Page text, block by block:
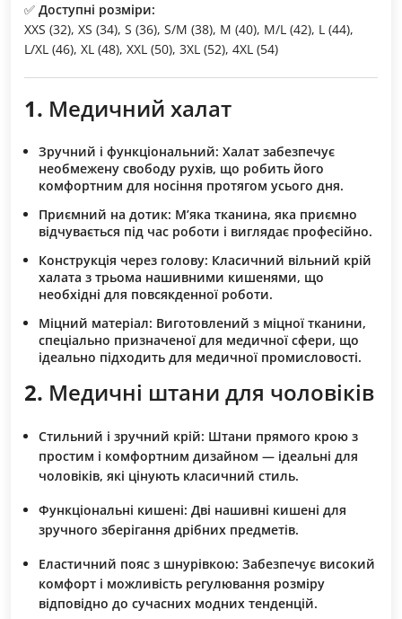
✅ Доступні розміри:
XXS (32), XS (34), S (36), S/M (38), M (40), M/L (42), L (44),
L/XL (46), XL (48), XXL (50), 3XL (52), 4XL (54)
1. Медичний халат
Зручний і функціональний: Халат забезпечує
необмежену свободу рухів, що робить його
комфортним для носіння протягом усього дня.
Приємний на дотик: М’яка тканина, яка приємно
відчувається під час роботи і виглядає професійно.
Конструкція через голову: Класичний вільний крій
халата з трьома нашивними кишенями, що
необхідні для повсякденної роботи.
Міцний матеріал: Виготовлений з міцної тканини,
спеціально призначеної для медичної сфери, що
ідеально підходить для медичної промисловості.
2. Медичні штани для чоловіків
Стильний і зручний крій: Штани прямого крою з
простим і комфортним дизайном — ідеальні для
чоловіків, які цінують класичний стиль.
Функціональні кишені: Дві нашивні кишені для
зручного зберігання дрібних предметів.
Еластичний пояс з шнурівкою: Забезпечує високий
комфорт і можливість регулювання розміру
відповідно до сучасних модних тенденцій.